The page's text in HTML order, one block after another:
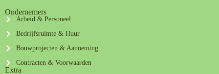
Ondernemers
Arbeid & Personeel
Bedrijfsruimte & Huur
Bouwprojecten & Aanneming
Contracten & Voorwaarden
Extra